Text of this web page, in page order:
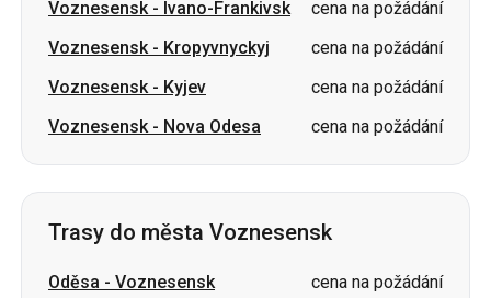
Voznesensk-Nova Odesa cena na požádání
Trasy do města Voznesensk
Oděsa-Voznesensk
cena na požádání
Kišiněv -Voznesensk
cena na požádání
Černihiv-Voznesensk
cena na požádání